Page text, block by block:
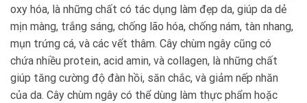
oxy hóa, là những chất có tác dụng làm đẹp da, giúp da dẻ
mịn màng, trắng sáng, chống lão hóa, chống nám, tàn nhang,
mụn trứng cá, và các vết thâm. Cây chùm ngây cũng có
chứa nhiều protein, acid amin, và collagen, là những chất
giúp tăng cường độ đàn hồi, săn chắc, và giảm nếp nhăn
của da. Cây chùm ngây có thể dùng làm thực phẩm hoặc